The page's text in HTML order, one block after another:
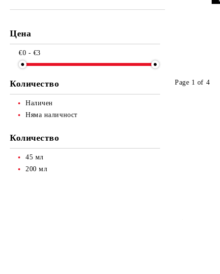
Други
Цена
€0 - €3
Количество
Наличен
Няма наличност
Количество
45 мл
200 мл
Page 1 of 4